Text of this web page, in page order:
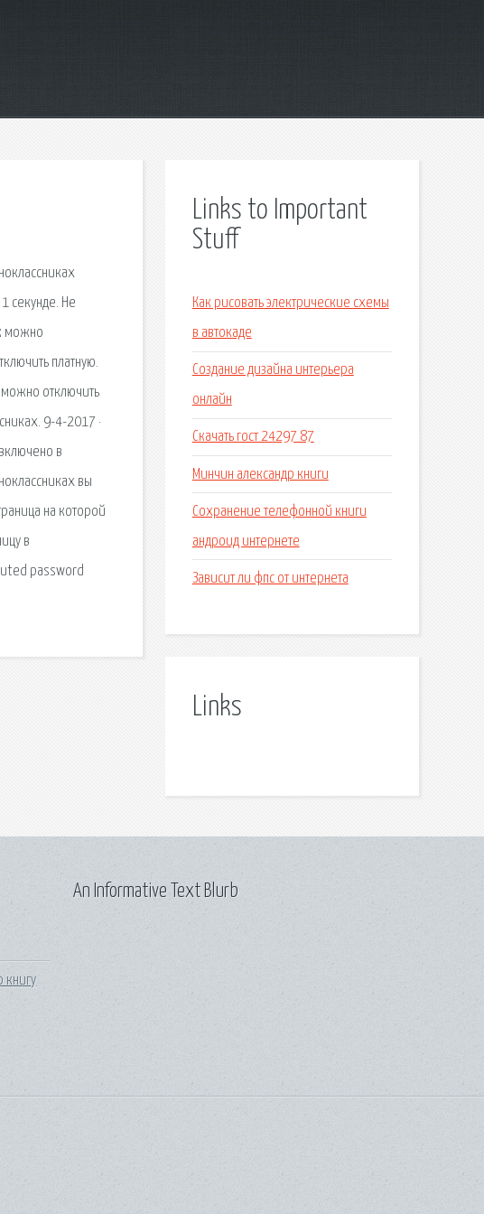
секунде. Не
можно
платную.
можно отключить
9-4-2017 ·
в
вы
на которой
в
password
Links to Important
Stuff
Как рисовать электрические схемы
в автокаде
Создание дизайна интерьера
онлайн
Скачать гост 24297 87
Минчин александр книги
Сохранение телефонной книги
андроид интернете
Зависит ли фпс от интернета
Links
книгу
An Informative Text Blurb